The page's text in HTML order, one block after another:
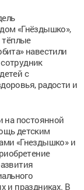
«Гнёздышко»,
тёплые
навестили
с
радости и
на постоянной
детским
«Гнездышко» и
и праздниках. В